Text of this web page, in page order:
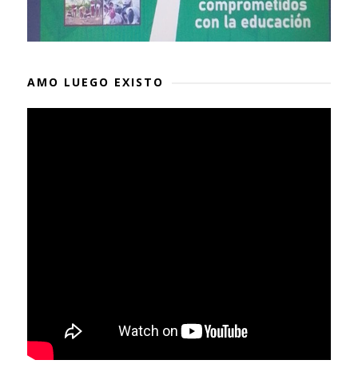
AMO LUEGO EXISTO